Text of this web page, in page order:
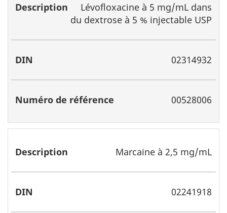
Lévofloxacine à 5 mg/mL dans
du dextrose à 5 % injectable USP
02314932
00528006
Marcaine à 2,5 mg/mL
02241918